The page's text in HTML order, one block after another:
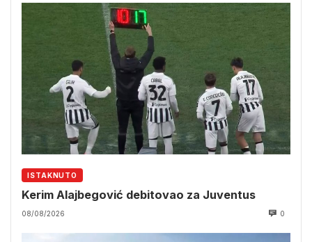
ISTAKNUTO
Kerim Alajbegović debitovao za Juventus
08/08/2026 0